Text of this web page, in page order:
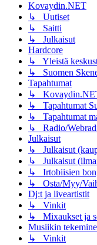
Kovaydin.NET
↳ Uutiset
↳ Saitti
↳ Julkaisut
Hardcore
↳ Yleistä
↳ Suomen
Tapahtumat
↳
↳ Tapahtumat
↳ Tapahtumat
↳ Radio/
Julkaisut
↳ Julkaisut
↳ Julkaisut
↳ Irtobiisien
↳ Osta/Myy/
Dj:t ja liveartistit
↳ Vinkit
↳ Mixaukset ja
Musiikin
↳ Vinkit